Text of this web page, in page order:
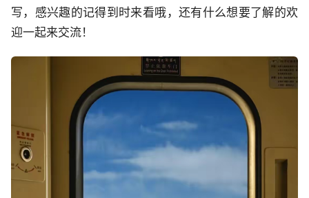
写，感兴趣的记得到时来看哦，还有什么想要了解的欢
迎一起来交流！